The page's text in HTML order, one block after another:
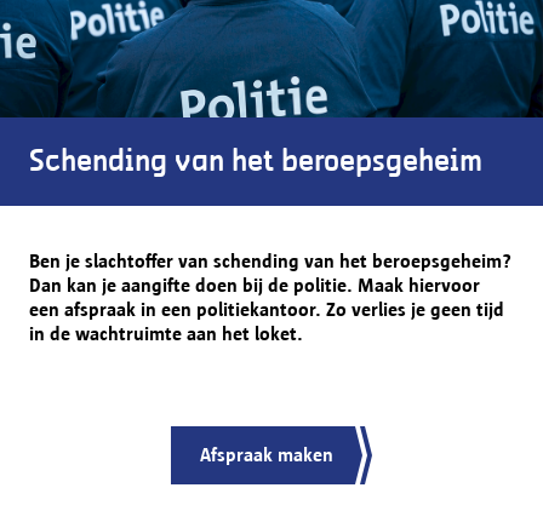
Schending van het beroepsgeheim
Ben je slachtoffer van schending van het beroepsgeheim?
Dan kan je aangifte doen bij de politie. Maak hiervoor
een afspraak in een politiekantoor. Zo verlies je geen tijd
in de wachtruimte aan het loket.
Afspraak maken